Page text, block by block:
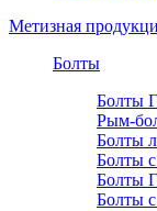
Метизная
Болты
Болты
Рым-
Болты
Болты
Болты
Болты